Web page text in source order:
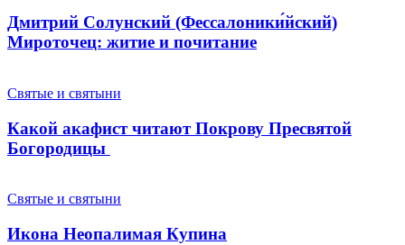
Дмитрий Солунский (Фессалоники́йский)
Мироточец: житие и почитание
Святые и святыни
Какой акафист читают Покрову Пресвятой
Богородицы
Святые и святыни
Икона Неопалимая Купина